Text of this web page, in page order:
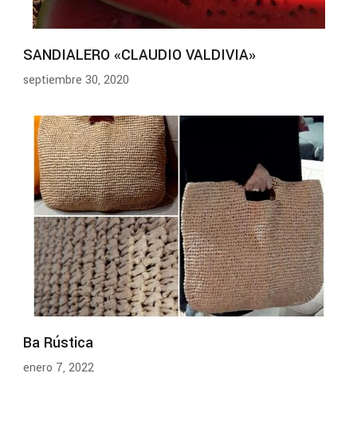
SANDIALERO «CLAUDIO VALDIVIA»
septiembre 30, 2020
Ba Rústica
enero 7, 2022